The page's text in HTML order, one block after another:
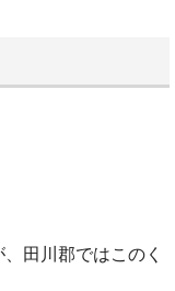
田川郡ではこのく